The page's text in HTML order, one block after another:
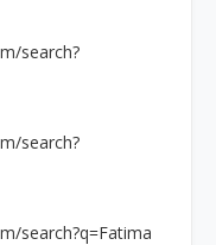
search?
search?
search?q=Fatima